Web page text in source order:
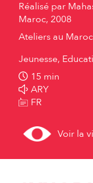
Réalisé par
Maroc, 2008
Ateliers au
Jeunesse,
15 min
ARY
FR
Voir la